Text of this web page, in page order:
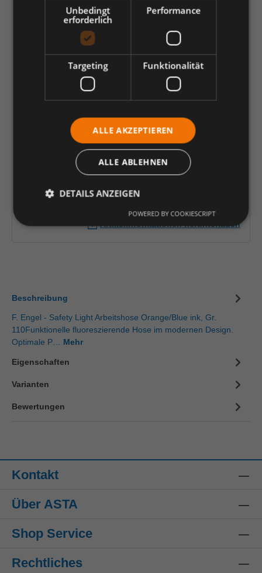
30 31 33 34
56 58 60 62 64
*
Anzahl verringern Anzahl erhöhen
Einheit
Artikelinformationen herunterladen
Beschreibung
F. Engel - Safety Light Arbeitshose Orange/Blue ink, Gr.
110Funktionelle fluoreszierende Hose im modernen Design.
Optimale P… Mehr
Eigenschaften
Varianten
Bewertungen
Kontakt
Über ASTA
Shop Service
Rechtliches
Unbedingt
erforderlich
Performance
Targeting Funktionalität
ALLE AKZEPTIEREN
ALLE ABLEHNEN
DETAILS ANZEIGEN
POWERED BY COOKIESCRIPT